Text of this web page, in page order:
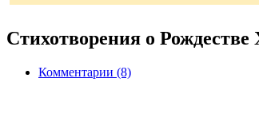
Стихотворения о Рождестве
Комментарии (8)